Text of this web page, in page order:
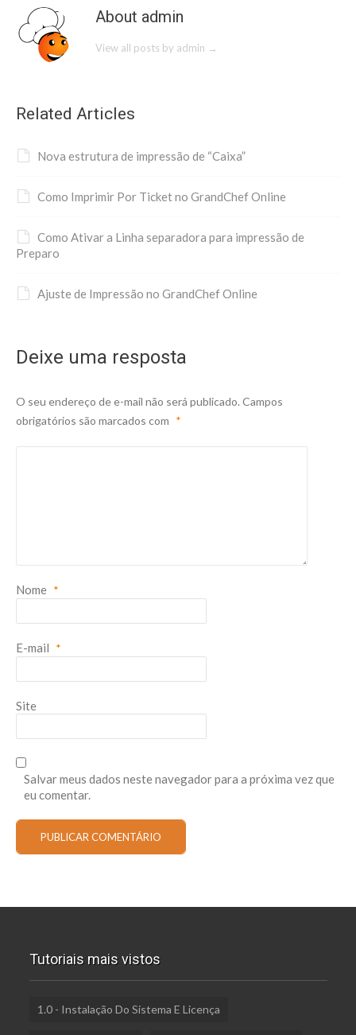
About admin
View all posts by admin →
Related Articles
Nova estrutura de impressão de “Caixa”
Como Imprimir Por Ticket no GrandChef Online
Como Ativar a Linha separadora para impressão de
Preparo
Ajuste de Impressão no GrandChef Online
Deixe uma resposta
O seu endereço de e-mail não será publicado. Campos
obrigatórios são marcados com *
Nome *
E-mail *
Site
Salvar meus dados neste navegador para a próxima vez que
eu comentar.
Tutoriais mais vistos
1.0 - Instalação Do Sistema E Licença